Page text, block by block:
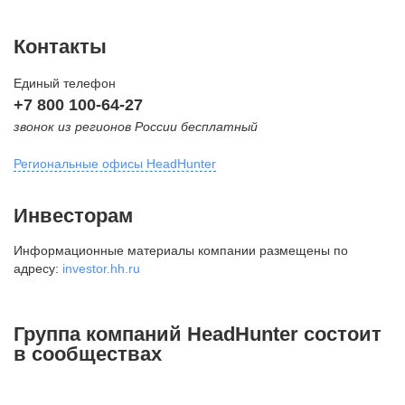
Контакты
Единый телефон
+7 800 100-64-27
звонок из регионов России бесплатный
Региональные офисы HeadHunter
внутригородская территория
Муниципальный округ Тверской,
2-я Брестская ул., д. 48,
+7 495 980-64-27
Инвесторам
Информационные материалы компании размещены по
адресу: investor.hh.ru
Группа компаний HeadHunter состоит
в сообществах